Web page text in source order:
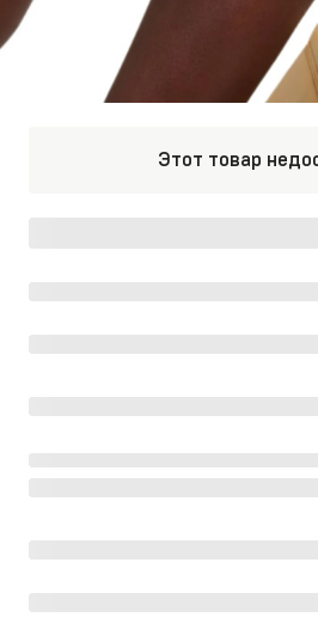
Этот товар